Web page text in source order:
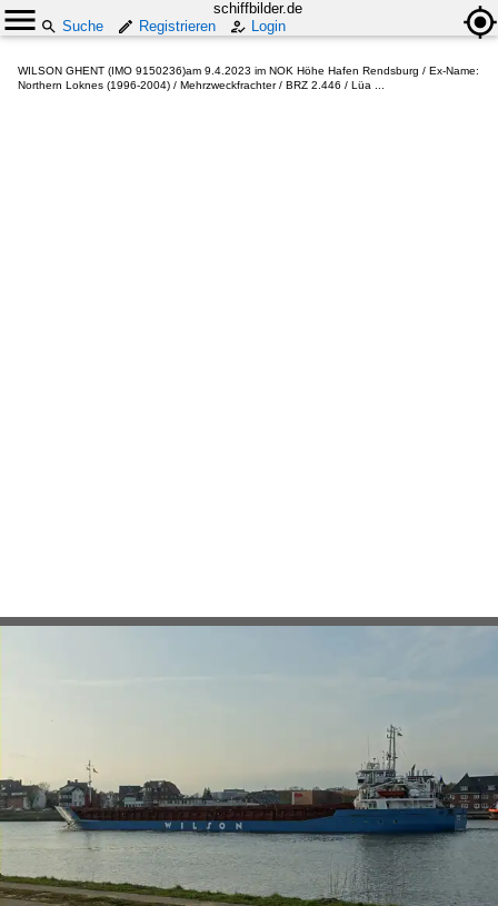
schiffbilder.de
Suche
Registrieren Login
WILSON GHENT (IMO 9150236)am 9.4.2023 im NOK Höhe Hafen Rendsburg / Ex-Name:
Northern Loknes (1996-2004) / Mehrzweckfrachter / BRZ 2.446 / Lüa ...